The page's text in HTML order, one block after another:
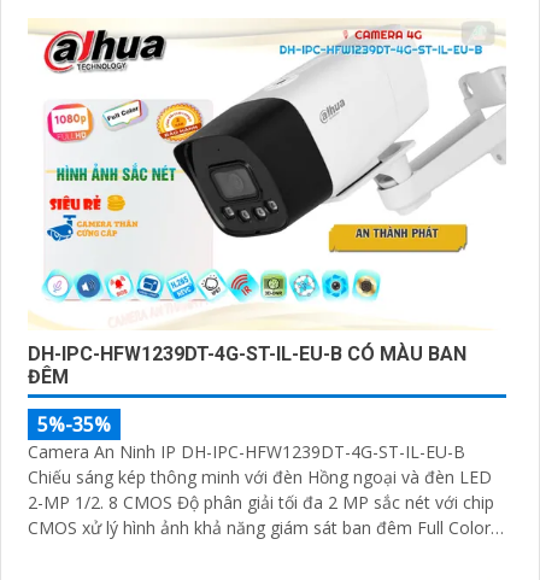
DH-IPC-HFW1239DT-4G-ST-IL-EU-B CÓ MÀU BAN
ĐÊM
5%-35%
Camera An Ninh IP DH-IPC-HFW1239DT-4G-ST-IL-EU-B
Chiếu sáng kép thông minh với đèn Hồng ngoại và đèn LED
2-MP 1/2. 8 CMOS Độ phân giải tối đa 2 MP sắc nét với chip
CMOS xử lý hình ảnh khả năng giám sát ban đêm Full Color